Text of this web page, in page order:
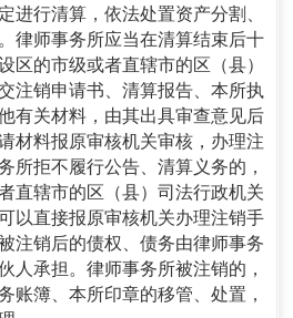
进行清算，依法处置资产分割、
律师事务所应当在清算结束后十
区的市级或者直辖市的区（县）
注销申请书、清算报告、本所执
有关材料，由其出具审查意见后
材料报原审核机关审核，办理注
所拒不履行公告、清算义务的，
直辖市的区（县）司法行政机关
以直接报原审核机关办理注销手
注销后的债权、债务由律师事务
人承担。律师事务所被注销的，
账簿、本所印章的移管、处置，